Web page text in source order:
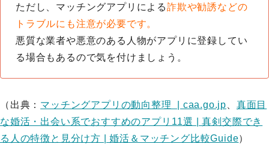
ただし、マッチングアプリによる詐欺や勧誘などの
トラブルにも注意が必要です。
悪質な業者や悪意のある人物がアプリに登録してい
る場合もあるので気を付けましょう。
（出典： マッチングアプリの動向整理 | caa.go.jp
真面目
な婚活・出会い系でおすすめのアプリ11選 | 真剣交際でき
る人の特徴と見分け方 | 婚活＆マッチング比較Guide）